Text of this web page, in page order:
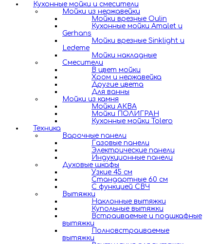
Кухонные мойки и смесители
Мойки из нержавейки
Мойки врезные Oulin
Кухонные мойки Amalet и
Gerhans
Мойки врезные Sinklight и
Ledeme
Мойки накладные
Смесители
В цвет мойки
Хром и нержавейка
Другие цвета
Для ванны
Мойки из камня
Мойки АКВА
Мойки ПОЛИГРАН
Кухонные мойки Tolero
Техника
Варочные панели
Газовые панели
Электрические панели
Индукционные панели
Духовые шкафы
Узкие 45 см
Стандартные 60 см
С функцией СВЧ
Вытяжки
Наклонные вытяжки
Купольные вытяжки
Встраиваемые и подшкафные
вытяжки
Полновстраиваемые
вытяжки